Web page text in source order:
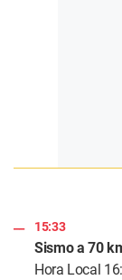
15:33
Sismo a 70
Hora Local